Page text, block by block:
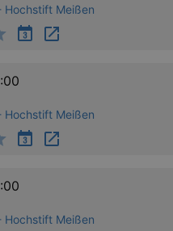
Hochstift Meißen
Hochstift Meißen
Hochstift Meißen
IDE